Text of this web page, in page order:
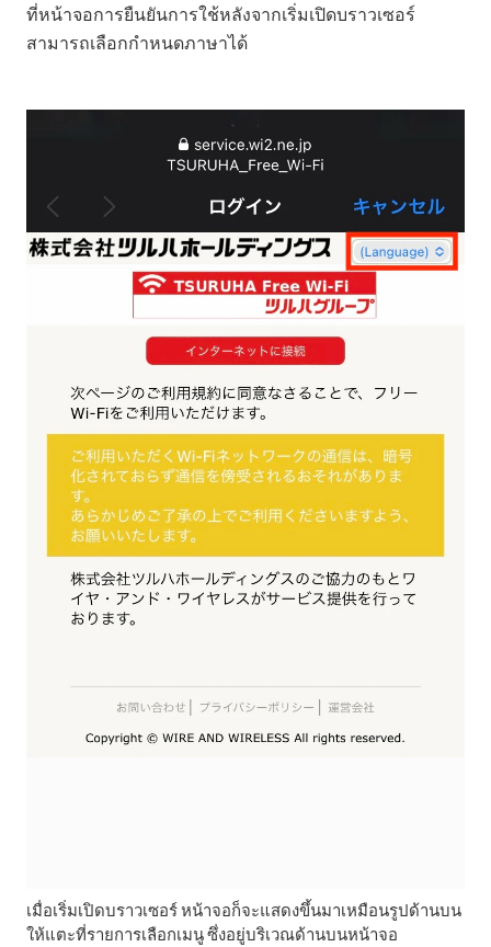
ที่หน้าจอการยืนยันการใช้หลังจากเริ่มเปิดบราวเซอร์
สามารถเลือกกำหนดภาษาได้
เมื่อเริ่มเปิดบราวเซอร์ หน้าจอก็จะแสดงขึ้นมาเหมือนรูปด้านบน
ให้แตะที่รายการเลือกเมนู ซึ่งอยู่บริเวณด้านบนหน้าจอ